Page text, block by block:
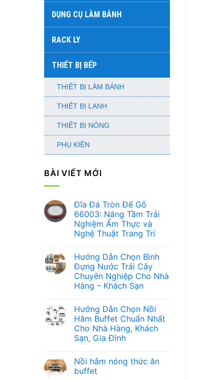
DỤNG CỤ LÀM BÁNH
RACK LY
THIẾT BỊ BẾP
THIẾT BỊ LÀM BÁNH
THIẾT BỊ LẠNH
THIẾT BỊ NÓNG
PHỤ KIỆN
BÀI VIẾT MỚI
Đĩa Đá Tròn Đế Gỗ
66003: Nâng Tầm Trải
Nghiệm Ẩm Thực và
Nghệ Thuật Trang Trí
bình
luận
ở
Đĩa
Đá
Tròn
66003:
Nâng
Tầm
Trải
Nghiệm
Ẩm
Nghệ
Thuật
Trang
Hướng Dẫn Chọn Bình
Đựng Nước Trái Cây
Chuyên Nghiệp Cho Nhà
Hàng – Khách Sạn
bình
luận
ở
Hướng
Dẫn
Chọn
Nước
Trái
Cây
Hướng Dẫn Chọn Nồi
Hâm Buffet Chuẩn Nhất
Cho Nhà Hàng, Khách
Sạn, Gia Đình
bình
luận
ở
Nồi hâm nóng thức ăn
buffet